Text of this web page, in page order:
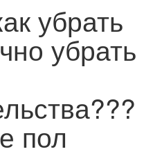
убрать
убрать
пол